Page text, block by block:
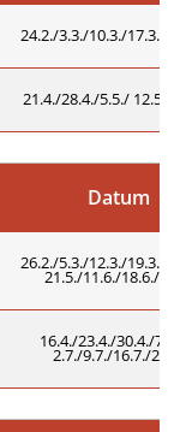
24.2./3.3./10.3./17.3./
21.4./28.4./5.5./ 12.5./
Datum
26.2./5.3./12.3./19.3./
21.5./11.6./18.6./
16.4./23.4./30.4./
2.7./9.7./16.7./23.7.